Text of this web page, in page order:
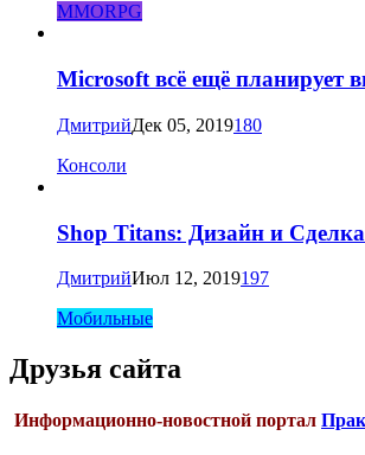
MMORPG
Microsoft всё ещё планирует
ДмитрийДек 05, 2019180
Консоли
Shop Titans: Дизайн и
ДмитрийИюл 12, 2019197
Мобильные
Друзья сайта
Информационно-новостной портал